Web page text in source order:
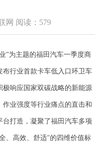
网 阅读：579
”为主题的福田汽车一季度商
行业首款卡车低入口环卫车
响应国家双碳战略的新能源
业强度等行业痛点的直击和
打造，凝聚了福田汽车多项
、高效、舒适"的四维价值标